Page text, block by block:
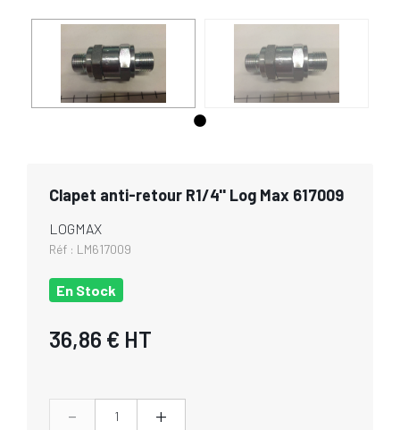
Clapet anti-retour R1/4'' Log Max 617009
LOGMAX
Réf : LM617009
En Stock
36,86 € HT
- +